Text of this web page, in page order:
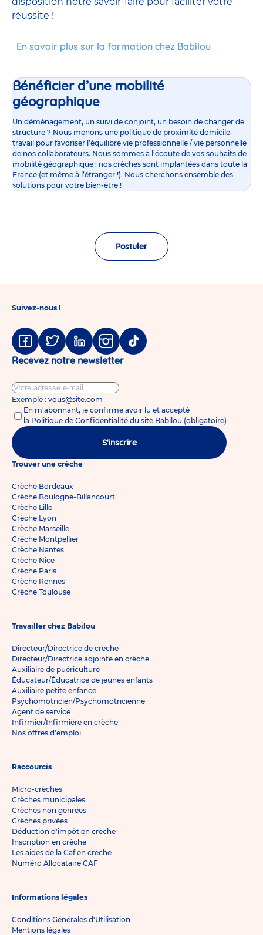
réussite !
En savoir plus sur la formation chez Babilou
Bénéficier d’une mobilité
géographique
Un déménagement, un suivi de conjoint, un besoin de changer de
structure ? Nous menons une politique de proximité domicile-
travail pour favoriser l’équilibre vie professionnelle / vie personnelle
de nos collaborateurs. Nous sommes à l’écoute de vos souhaits de
mobilité géographique : nos crèches sont implantées dans toute la
France (et même à l’étranger !). Nous cherchons ensemble des
solutions pour votre bien-être !
Postuler
Suivez-nous !
Facebook
TwitterLinkedinInstagram
Tiktok
Recevez notre newsletter
Exemple : vous@site.com
En m'abonnant, je confirme avoir lu et accepté
la Politique de Confidentialité du site Babilou (obligatoire)
S'inscrire
Trouver une crèche
Crèche Bordeaux
Crèche Boulogne-Billancourt
Crèche Lille
Crèche Lyon
Crèche Marseille
Crèche Montpellier
Crèche Nantes
Crèche Nice
Crèche Paris
Crèche Rennes
Crèche Toulouse
Travailler chez Babilou
Directeur/Directrice de crèche
Directeur/Directrice adjointe en crèche
Auxiliaire de puériculture
Éducateur/Éducatrice de jeunes enfants
Auxiliaire petite enfance
Psychomotricien/Psychomotricienne
Agent de service
Infirmier/Infirmière en crèche
Nos offres d'emploi
Raccourcis
Micro-crèches
Crèches municipales
Crèches non genrées
Crèches privées
Déduction d'impôt en crèche
Inscription en crèche
Les aides de la Caf en crèche
Numéro Allocataire CAF
Informations légales
Conditions Générales d'Utilisation
Mentions légales